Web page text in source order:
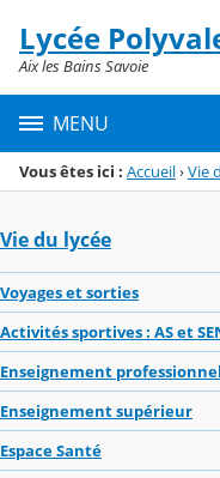
Menu de la rubrique
Contenu
Lycée
Aix les Bains Savoie
MENU
Vous êtes ici : Accueil›Vie
Vie du lycée
Voyages et sorties
Activités sportives : AS et
Enseignement professionnel
Enseignement supérieur
Espace Santé